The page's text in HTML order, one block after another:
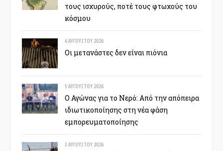
τους ισχυρούς, ποτέ τους φτωχούς του
κόσμου
6 ΑΥΓΟΎΣΤΟΥ 2026
Οι μετανάστες δεν είναι πιόνια
5 ΑΥΓΟΎΣΤΟΥ 2026
Ο Αγώνας για το Νερό: Από την απόπειρα
ιδιωτικοποίησης στη νέα φάση
εμπορευματοποίησης
3 ΑΥΓΟΎΣΤΟΥ 2026